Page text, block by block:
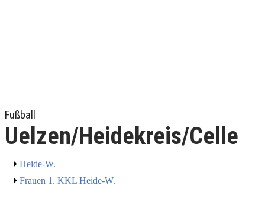
Fußball
Uelzen/Heidekreis/Celle
Heide-W.
Frauen 1. KKL Heide-W.